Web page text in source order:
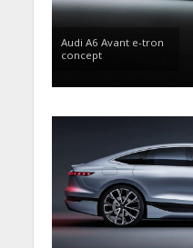
Audi A6 Avant e-tron
concept